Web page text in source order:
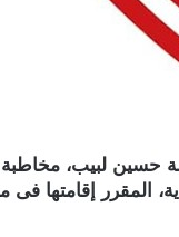
حسين لبيب، مخاطبة